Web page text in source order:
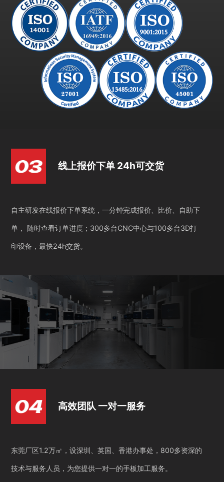
线上报价下单 24h可交货
自主研发在线报价下单系统，一分钟完成报价、比价、自助下
单， 随时查看订单进度；300多台CNC中心与100多台3D打
印设备，最快24h交货。
高效团队 一对一服务
东莞厂区1.2万㎡，设深圳、英国、香港办事处，800多资深的
技术与服务人员，为您提供一对一的手板加工服务。